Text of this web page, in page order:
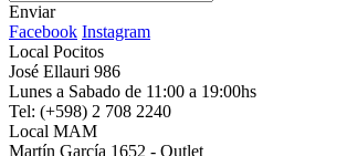
Enviar
Facebook Instagram
Local Pocitos
José Ellauri 986
Lunes a Sabado de 11:00 a 19:00hs
Tel: (+598) 2 708 2240
Local MAM
Martín García 1652 - Outlet